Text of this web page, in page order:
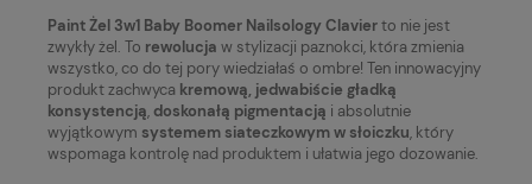
Paint Żel 3w1 Baby Boomer Nailsology Clavierto nie jest
zwykły żel. To rewolucja w stylizacji paznokci, która zmienia
wszystko, co do tej pory wiedziałaś o ombre! Ten innowacyjny
produkt zachwyca kremową, jedwabiście gładką
konsystencją, doskonałą pigmentacją i absolutnie
wyjątkowym systemem siateczkowym w słoiczku, który
wspomaga kontrolę nad produktem i ułatwia jego dozowanie.